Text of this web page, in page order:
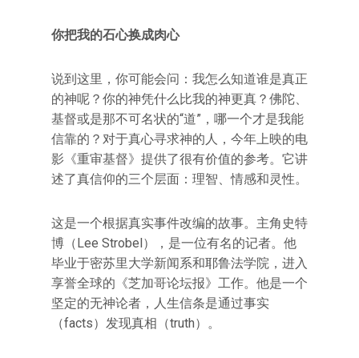
你把我的石心换成肉心
说到这里，你可能会问：我怎么知道谁是真正
的神呢？你的神凭什么比我的神更真？佛陀、
基督或是那不可名状的“道”，哪一个才是我能
信靠的？对于真心寻求神的人，今年上映的电
影《重审基督》提供了很有价值的参考。它讲
述了真信仰的三个层面：理智、情感和灵性。
这是一个根据真实事件改编的故事。主角史特
博（Lee Strobel），是一位有名的记者。他
毕业于密苏里大学新闻系和耶鲁法学院，进入
享誉全球的《芝加哥论坛报》工作。他是一个
坚定的无神论者，人生信条是通过事实
（facts）发现真相（truth）。